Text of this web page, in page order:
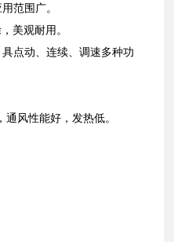
范围广。
美观耐用。
点动、连续、调速多种功
通风性能好，发热低。